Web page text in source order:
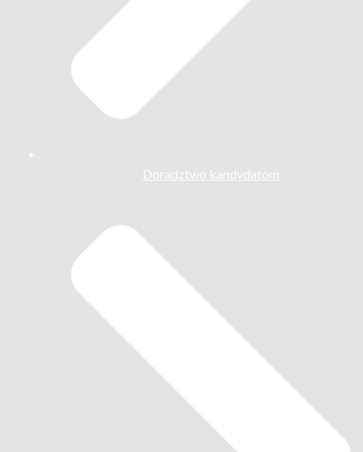
Doradztwo kandydatom